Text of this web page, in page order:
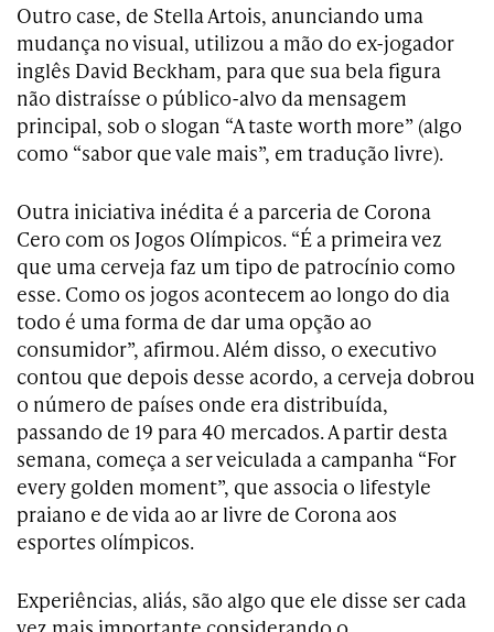
Outro case, de Stella Artois, anunciando uma
mudança no visual, utilizou a mão do ex-jogador
inglês David Beckham, para que sua bela figura
não distraísse o público-alvo da mensagem
principal, sob o slogan “A taste worth more” (algo
como “sabor que vale mais”, em tradução livre).
Outra iniciativa inédita é a parceria de Corona
Cero com os Jogos Olímpicos. “É a primeira vez
que uma cerveja faz um tipo de patrocínio como
esse. Como os jogos acontecem ao longo do dia
todo é uma forma de dar uma opção ao
consumidor”, afirmou. Além disso, o executivo
contou que depois desse acordo, a cerveja dobrou
o número de países onde era distribuída,
passando de 19 para 40 mercados. A partir desta
semana, começa a ser veiculada a campanha “For
every golden moment”, que associa o lifestyle
praiano e de vida ao ar livre de Corona aos
esportes olímpicos.
Experiências, aliás, são algo que ele disse ser cada